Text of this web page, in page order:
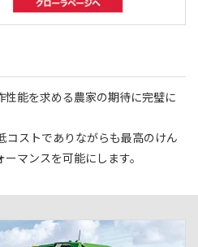
能を求める農家の期待に完璧に
コストでありながらも最高のけん
マンスを可能にします。